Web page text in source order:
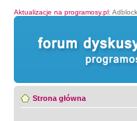
Aktualizacje na programosy.pl:
Strona główna